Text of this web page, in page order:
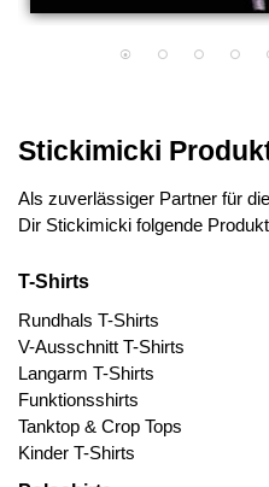
Stickimicki
Als zuverlässiger Partner für
Dir Stickimicki folgende
T-Shirts
Rundhals T-Shirts
V-Ausschnitt T-Shirts
Langarm T-Shirts
Funktionsshirts
Tanktop & Crop Tops
Kinder T-Shirts